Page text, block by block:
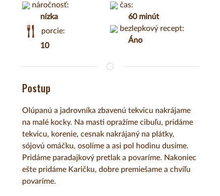
náročnosť:
nízka
čas:
60 minút
porcie:
10
bezlepkový recept:
Áno
Postup
Olúpanú a jadrovníka zbavenú tekvicu nakrájame
na malé kocky. Na masti opražíme cibuľu, pridáme
tekvicu, korenie, cesnak nakrájaný na plátky,
sójovú omáčku, osolíme a asi pol hodinu dusíme.
Pridáme paradajkový pretlak a povaríme. Nakoniec
ešte pridáme Karičku, dobre premiešame a chvíľu
povaríme.